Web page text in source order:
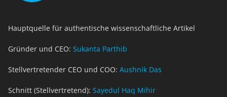
Hauptquelle für authentische wissenschaftliche Artikel
Gründer und CEO: Sukanta Parthib
Stellvertretender CEO und COO: Aushnik Das
Schnitt (Stellvertretend): Sayedul Haq Mihir